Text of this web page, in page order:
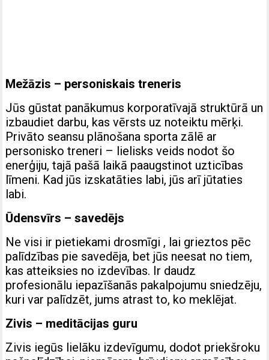
Mežāzis – personiskais treneris
Jūs gūstat panākumus korporatīvajā struktūrā un
izbaudiet darbu, kas vērsts uz noteiktu mērķi.
Privāto seansu plānošana sporta zālē ar
personisko treneri – lielisks veids nodot šo
enerģiju, tajā pašā laikā paaugstinot uzticības
līmeni. Kad jūs izskatāties labi, jūs arī jūtaties
labi.
Ūdensvīrs – savedējs
Ne visi ir pietiekami drosmīgi , lai grieztos pēc
palīdzības pie savedēja, bet jūs neesat no tiem,
kas atteiksies no izdevības. Ir daudz
profesionālu iepazīšanās pakalpojumu sniedzēju,
kuri var palīdzēt, jums atrast to, ko meklējat.
Zivis – meditācijas guru
Zivis iegūs lielāku izdevīgumu, dodot priekšroku